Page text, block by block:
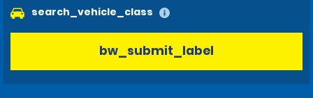
search_vehicle_class
bw_submit_label